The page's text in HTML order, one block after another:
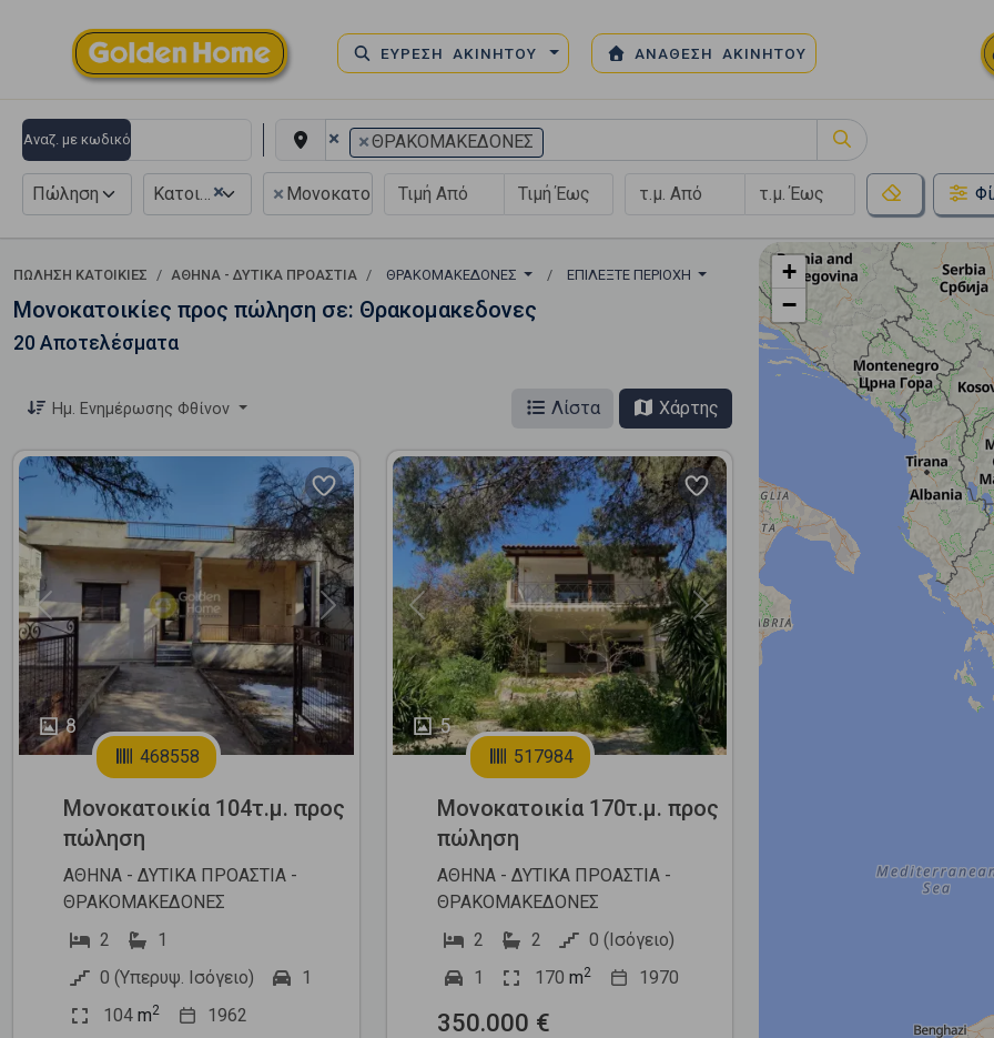
ΕΥΡΕΣΗ ΑΚΙΝΗΤΟΥ ΑΝΑΘΕΣΗ ΑΚΙΝΗΤΟΥ
Αναζ. με κωδικό × ×ΘΡΑΚΟΜΑΚΕΔΟΝΕΣ
Πώληση ×
Κατοικία × Μονοκατοικία
ΠΏΛΗΣΗ ΚΑΤΟΙΚΊΕΣ ΑΘΗΝΑ - ΔΥΤΙΚΑ ΠΡΟΑΣΤΙΑ ΘΡΑΚΟΜΑΚΕΔΟΝΕΣ ΕΠΙΛΈΞΤΕ ΠΕΡΙΟΧΉ
Μονοκατοικίες προς πώληση σε: Θρακομακεδονες
20 Αποτελέσματα
Ημ. Ενημέρωσης Φθίνον Λίστα Χάρτης
8
Previous Next
468558
Μονοκατοικία 104τ.μ. προς
πώληση
ΑΘΗΝΑ - ΔΥΤΙΚΑ ΠΡΟΑΣΤΙΑ -
ΘΡΑΚΟΜΑΚΕΔΟΝΕΣ
2
1
0 (Υπερυψ. Ισόγειο)
1
104 m2 1962
5
Previous Next
517984
Μονοκατοικία 170τ.μ. προς
πώληση
ΑΘΗΝΑ - ΔΥΤΙΚΑ ΠΡΟΑΣΤΙΑ -
ΘΡΑΚΟΜΑΚΕΔΟΝΕΣ
2
2
0 (Ισόγειο)
1
170 m2 1970
350.000 €
+
−